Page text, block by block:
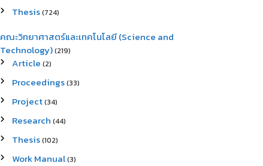
Thesis(724)
คณะวิทยาศาสตร์และเทคโนโลยี (Science and
Technology)(219)
Article (2)
Proceedings(33)
Project(34)
Research (44)
Thesis(102)
Work Manual(3)